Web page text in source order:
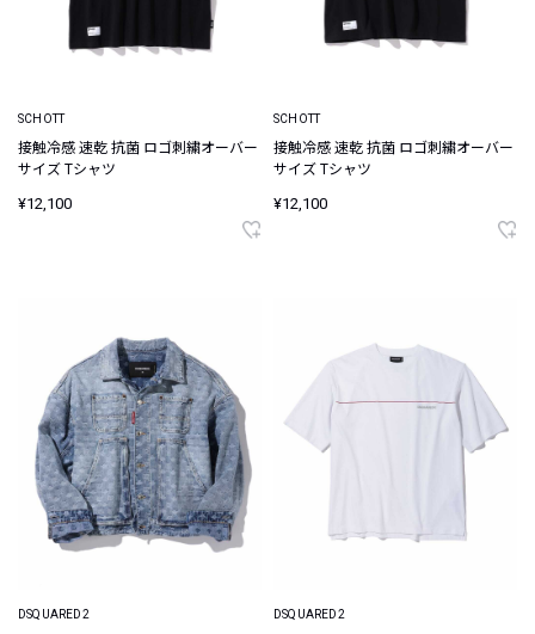
SCHOTT
接触冷感 速乾 抗菌 ロゴ刺繍オーバー
サイズ Tシャツ
¥12,100
SCHOTT
接触冷感 速乾 抗菌 ロゴ刺繍オーバー
サイズ Tシャツ
¥12,100
DSQUARED2 DSQUARED2